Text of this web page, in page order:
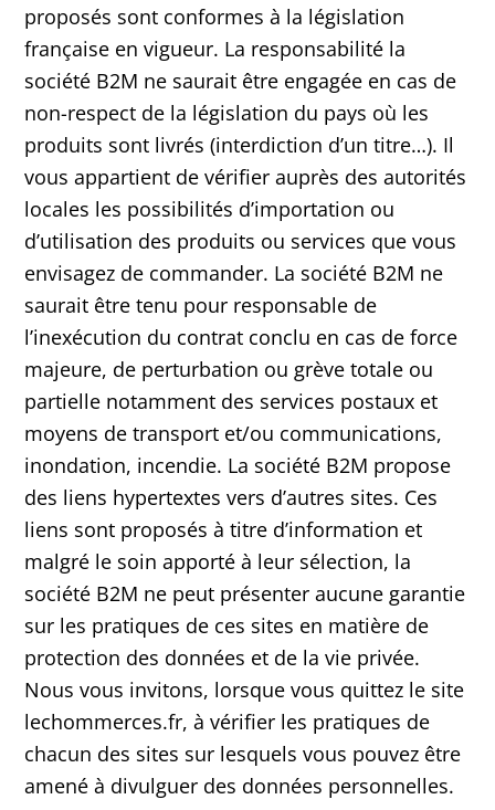
proposés sont conformes à la législation
française en vigueur. La responsabilité la
société B2M ne saurait être engagée en cas de
non-respect de la législation du pays où les
produits sont livrés (interdiction d’un titre…). Il
vous appartient de vérifier auprès des autorités
locales les possibilités d’importation ou
d’utilisation des produits ou services que vous
envisagez de commander. La société B2M ne
saurait être tenu pour responsable de
l’inexécution du contrat conclu en cas de force
majeure, de perturbation ou grève totale ou
partielle notamment des services postaux et
moyens de transport et/ou communications,
inondation, incendie. La société B2M propose
des liens hypertextes vers d’autres sites. Ces
liens sont proposés à titre d’information et
malgré le soin apporté à leur sélection, la
société B2M ne peut présenter aucune garantie
sur les pratiques de ces sites en matière de
protection des données et de la vie privée.
Nous vous invitons, lorsque vous quittez le site
lechommerces.fr, à vérifier les pratiques de
chacun des sites sur lesquels vous pouvez être
amené à divulguer des données personnelles.